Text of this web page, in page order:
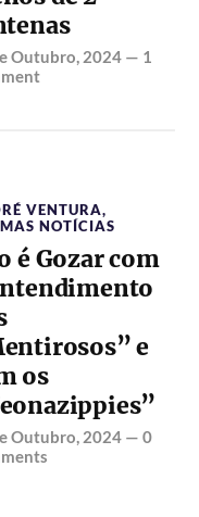
Outubro, 2024 — 1
VENTURA,
NOTÍCIAS
é Gozar com
e
os
Outubro, 2024 —0